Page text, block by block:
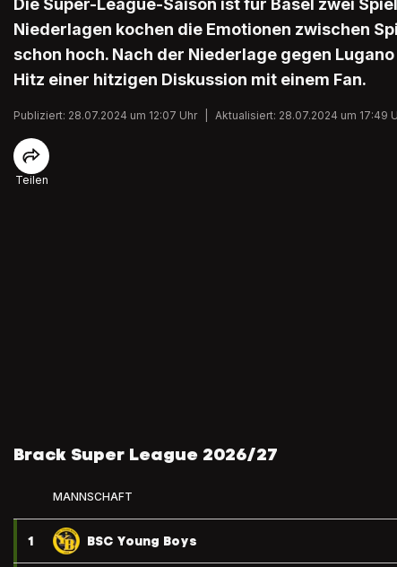
Die Super-League-Saison ist für Basel zwei
Niederlagen kochen die Emotionen zwischen
schon hoch. Nach der Niederlage gegen
Hitz einer hitzigen Diskussion mit einem Fan.
Publiziert: 28.07.2024 um 12:07 Uhr Aktualisiert: 28.07.2024 um 17:49
Teilen
Brack Super League 2026/27
MANNSCHAFT
1 BSC Young Boys